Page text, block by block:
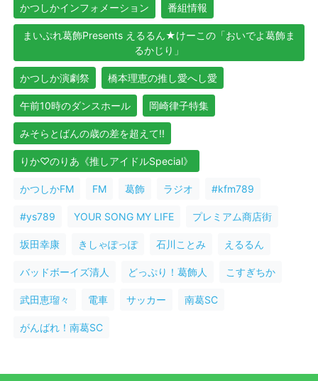
かつしかインフォメーション 番組情報
まいぷれ葛飾Presents えるるん★けーこの「おいでよ葛飾ま
るかじり」
かつしか演劇祭 橋本理恵の推し愛へし愛
午前10時のダンスホール 岡崎律子特集
みそらとばんの歳の差を超えて!!
りか♡のりあ《推しアイドルSpecial》
かつしかFM FM 葛飾 ラジオ #kfm789
#ys789 YOUR SONG MY LIFE プレミアム商店街
坂田幸康 きしゃぽっぽ 石川ことみ えるるん
バッドボーイズ清人 どっぷり！葛飾人 こすぎちか
武田恵瑠々 電車 サッカー 南葛SC
がんばれ！南葛SC